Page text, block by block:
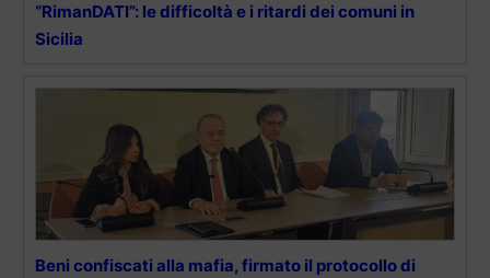
“RimanDATI”: le difficoltà e i ritardi dei comuni in
Sicilia
Beni confiscati alla mafia, firmato il protocollo di